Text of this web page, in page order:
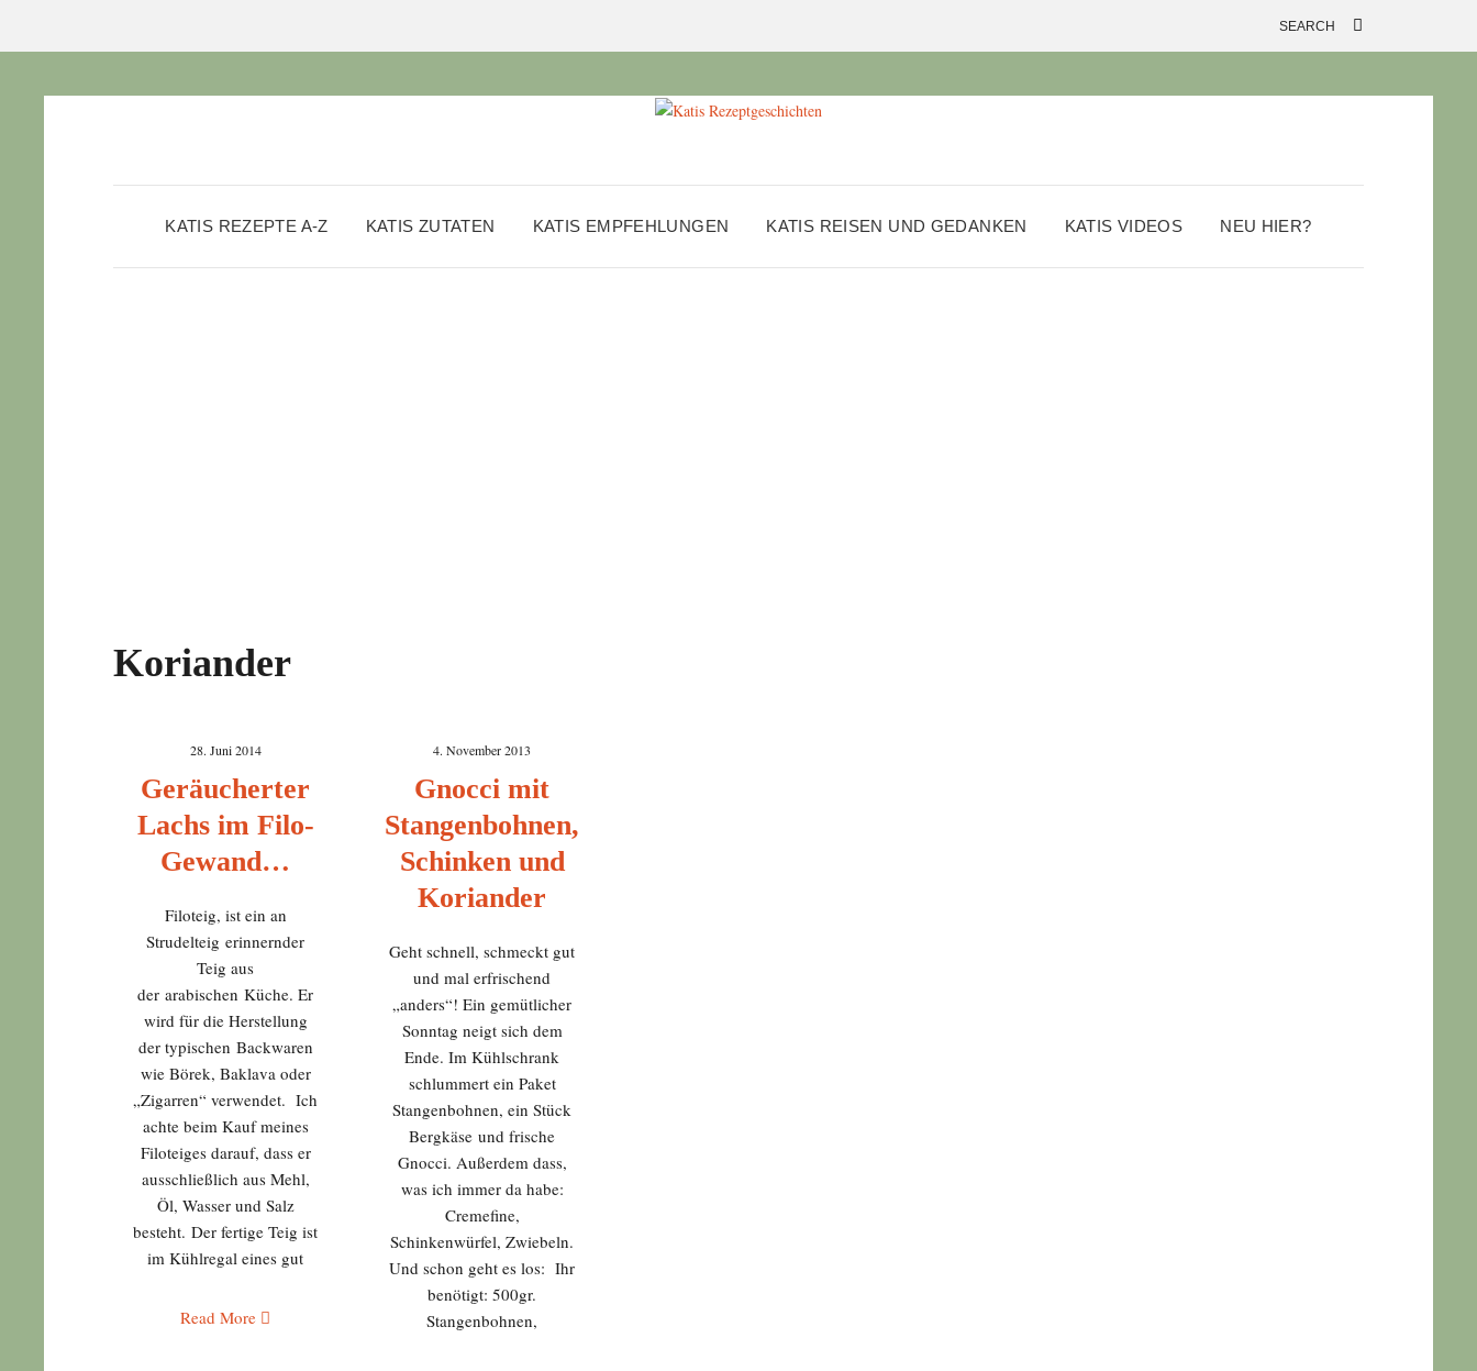
KATIS REZEPTE A-Z KATIS ZUTATEN KATIS EMPFEHLUNGEN KATIS REISEN UND GEDANKEN KATIS VIDEOS NEU HIER?
Koriander
28. Juni 2014
Geräucherter
Lachs im Filo-
Gewand…
Filoteig, ist ein an
Strudelteig erinnernder
Teig aus
der arabischen Küche. Er
wird für die Herstellung
der typischen Backwaren
wie Börek, Baklava oder
„Zigarren“ verwendet. Ich
achte beim Kauf meines
Filoteiges darauf, dass er
ausschließlich aus Mehl,
Öl, Wasser und Salz
besteht. Der fertige Teig ist
im Kühlregal eines gut
Read More
4. November 2013
Gnocci mit
Stangenbohnen,
Schinken und
Koriander
Geht schnell, schmeckt gut
und mal erfrischend
„anders“! Ein gemütlicher
Sonntag neigt sich dem
Ende. Im Kühlschrank
schlummert ein Paket
Stangenbohnen, ein Stück
Bergkäse und frische
Gnocci. Außerdem dass,
was ich immer da habe:
Cremefine,
Schinkenwürfel, Zwiebeln.
Und schon geht es los: Ihr
benötigt: 500gr.
Stangenbohnen,